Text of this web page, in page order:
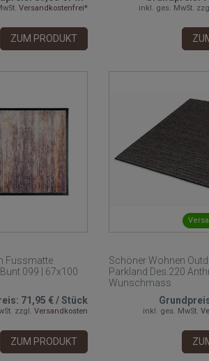
Versandkostenfrei*
ZUM PRODUKT
inkl. ges. MwSt.
Fussmatte
099 | 67x100
71,95 €/Stück
zzgl.Versandkosten
ZUM PRODUKT
Schöner Wohnen
Parkland Des.220
Wunschmass
inkl. ges. MwSt.